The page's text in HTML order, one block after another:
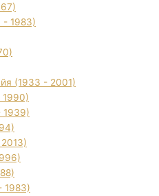
- 1983)
(1933 - 2001)
1990)
1939)
1983)